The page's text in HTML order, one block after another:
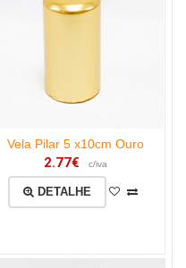
Vela Pilar 5 x10cm Ouro
2.77€ c/iva
DETALHE